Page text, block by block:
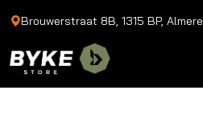
Brouwerstraat 8B, 1315 BP, Almere